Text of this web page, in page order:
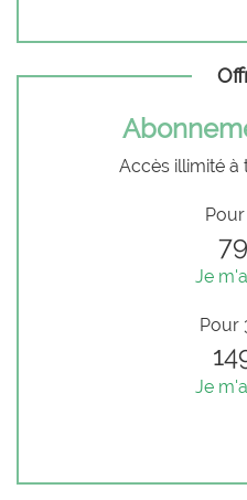
Accès illimité à
Pour
Je
Pour
Je